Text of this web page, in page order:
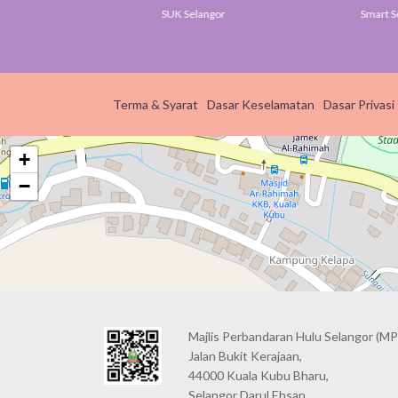
SUK Selangor Smart
Terma & Syarat Dasar Keselamatan Dasar Privasi
+
−
Majlis Perbandaran Hulu Selangor
Jalan Bukit Kerajaan,
44000 Kuala Kubu Bharu,
Selangor Darul Ehsan.